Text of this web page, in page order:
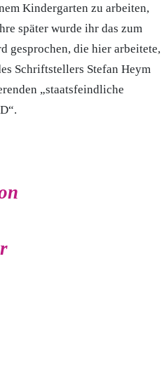
Kindergarten zu arbeiten,
später wurde ihr das zum
gesprochen, die hier arbeitete,
Schriftstellers Stefan Heym
„staatsfeindliche